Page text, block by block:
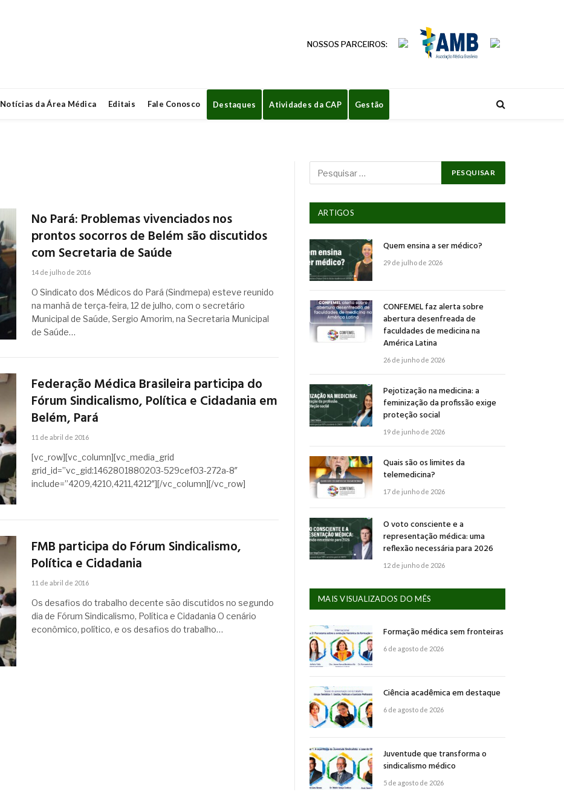
NOSSOS PARCEIROS:
Notícias da Área Médica Editais Fale Conosco Destaques Atividades da CAP Gestão
No Pará: Problemas vivenciados nos
prontos socorros de Belém são discutidos
com Secretaria de Saúde
14 de julho de 2016
O Sindicato dos Médicos do Pará (Sindmepa) esteve reunido
na manhã de terça-feira, 12 de julho, com o secretário
Municipal de Saúde, Sergio Amorim, na Secretaria Municipal
de Saúde…
Federação Médica Brasileira participa do
Fórum Sindicalismo, Política e Cidadania em
Belém, Pará
11 de abril de 2016
[vc_row][vc_column][vc_media_grid
grid_id=”vc_gid:1462801880203-529cef03-272a-8″
include=”4209,4210,4211,4212″][/vc_column][/vc_row]
FMB participa do Fórum Sindicalismo,
Política e Cidadania
11 de abril de 2016
Os desafios do trabalho decente são discutidos no segundo
dia de Fórum Sindicalismo, Política e Cidadania O cenário
econômico, político, e os desafios do trabalho…
ARTIGOS
Quem ensina a ser médico?
29 de julho de 2026
CONFEMEL faz alerta sobre
abertura desenfreada de
faculdades de medicina na
América Latina
26 de junho de 2026
Pejotização na medicina: a
feminização da profissão exige
proteção social
19 de junho de 2026
Quais são os limites da
telemedicina?
17 de junho de 2026
O voto consciente e a
representação médica: uma
reflexão necessária para 2026
12 de junho de 2026
MAIS VISUALIZADOS DO MÊS
Formação médica sem fronteiras
6 de agosto de 2026
Ciência acadêmica em destaque
6 de agosto de 2026
Juventude que transforma o
sindicalismo médico
5 de agosto de 2026